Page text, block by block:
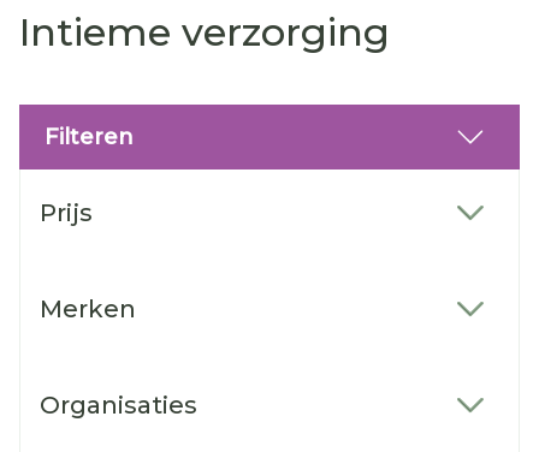
Intieme verzorging
Filteren
Prijs
Merken
Organisaties